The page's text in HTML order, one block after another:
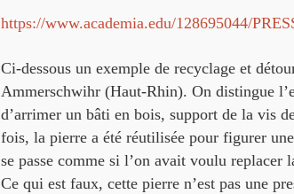
https://www.academia.edu/128695044/
Ci-dessous un exemple de recyclage et
Ammerschwihr (Haut-Rhin). On distingue
d’arrimer un bâti en bois, support de la vis
fois, la pierre a été réutilisée pour figurer
se passe comme si l’on avait voulu
Ce qui est faux, cette pierre n’est pas une